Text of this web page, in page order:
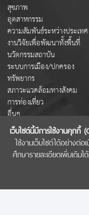
เว็บไซต์นี้มีการใช้งานคุกกี้
ใช้งานเว็บไซต์ได้อย่างต่
ศึกษารายละเอียดเพิ่มเติมไ
สุขภาพ
อุตสาหกรรม
ความสัมพันธ์ระหว่างประเทศ
งานวิจัยเพื่อพัฒนาทั้งพื้นที่
นวัตกรรมสถาบัน
ระบบการเมือง/ปกครอง
ทรัพยากร
สภาวะแวดล้อมทางสังคม
การท่องเที่ยว
อื่นๆ
COPYRIGHT © 2022 สำนักงา
นโยบา